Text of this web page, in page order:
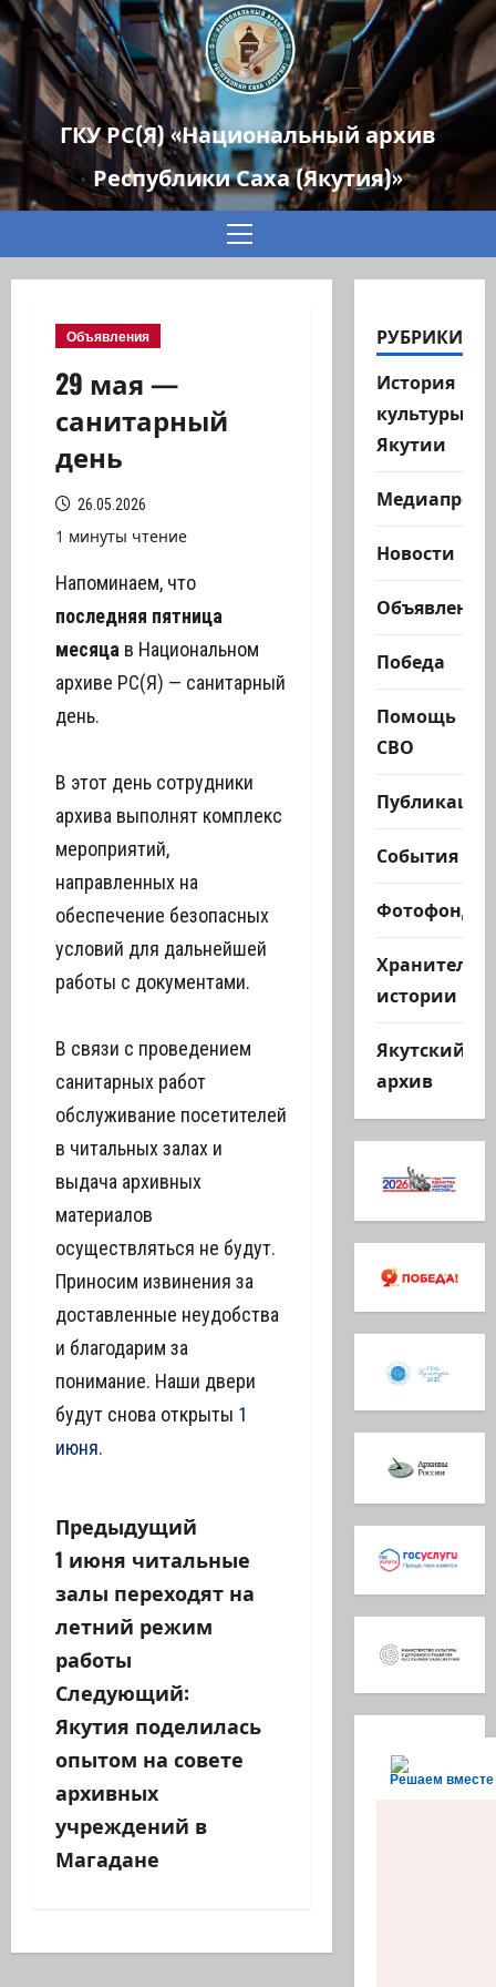
ГКУ РС(Я) «Национальный архив
Республики Саха (Якутия)»
Основное
Объявления
29 мая —
санитарный
день
26.05.2026
1 минуты чтение
Напоминаем, что
последняя пятница
месяца в Национальном
архиве РС(Я) — санитарный
день.
В этот день сотрудники
архива выполнят комплекс
мероприятий,
направленных на
обеспечение безопасных
условий для дальнейшей
работы с документами.
В связи с проведением
санитарных работ
обслуживание посетителей
в читальных залах и
выдача архивных
материалов
осуществляться не будут.
Приносим извинения за
доставленные неудобства
и благодарим за
понимание. Наши двери
будут снова открыты 1
июня.
Н
а
в
и
г
а
ц
и
з
Предыдущий
1 июня читальные
залы переходят на
летний режим
работы
Следующий:
Якутия поделилась
опытом на совете
архивных
учреждений в
Магадане
РУБРИКИ
История
культуры
Якутии
Новости
Объявления
Победа
Помощь
СВО
Публикации
События
Фотофонд
Хранители
истории
Якутский
архив
Решаем вместе